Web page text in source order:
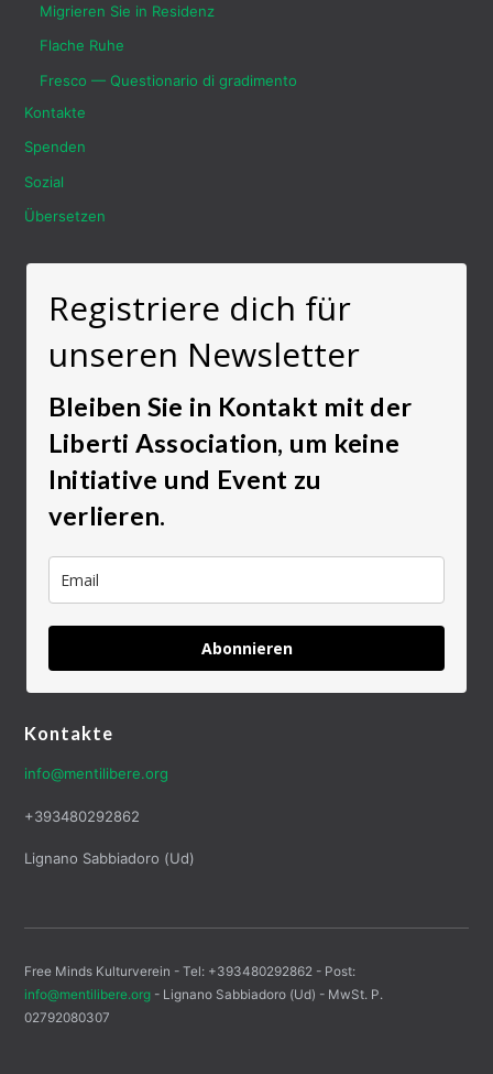
Migrieren Sie in Residenz
Flache Ruhe
Fresco — Questionario di gradimento
Kontakte
Spenden
Sozial
Übersetzen
Registriere dich für
unseren Newsletter
Bleiben Sie in Kontakt mit der
Liberti Association, um keine
Initiative und Event zu
verlieren.
Abonnieren
Kontakte
info@mentilibere.org
+393480292862
Lignano Sabbiadoro (Ud)
Free Minds Kulturverein - Tel: +393480292862 - Post:
info@mentilibere.org - Lignano Sabbiadoro (Ud) - MwSt. P.
02792080307